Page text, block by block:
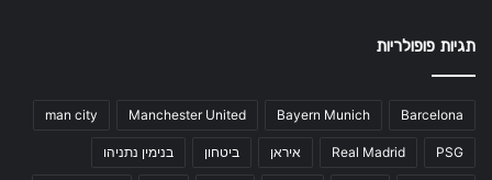
תגיות פופולריות
Barcelona
Bayern Munich
Manchester United
man city
PSG
Real Madrid איראן ביטחון בנימין נתניהו